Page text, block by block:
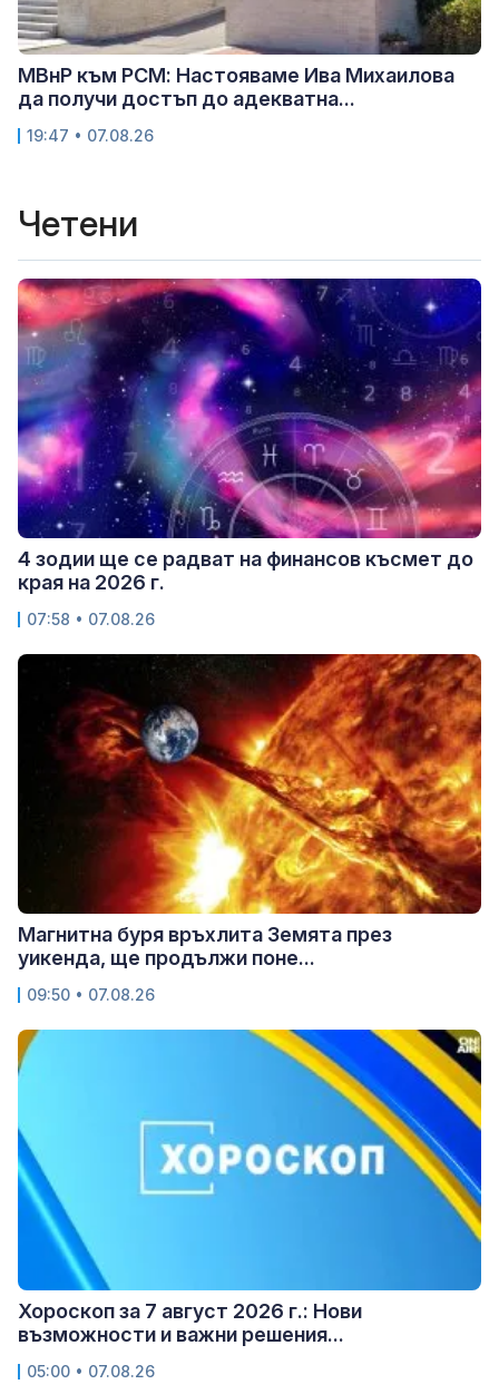
МВнР към РСМ: Настояваме Ива Михаилова
да получи достъп до адекватна...
19:47 • 07.08.26
Четени
4 зодии ще се радват на финансов късмет до
края на 2026 г.
07:58 • 07.08.26
Магнитна буря връхлита Земята през
уикенда, ще продължи поне...
09:50 • 07.08.26
Хороскоп за 7 август 2026 г.: Нови
възможности и важни решения...
05:00 • 07.08.26